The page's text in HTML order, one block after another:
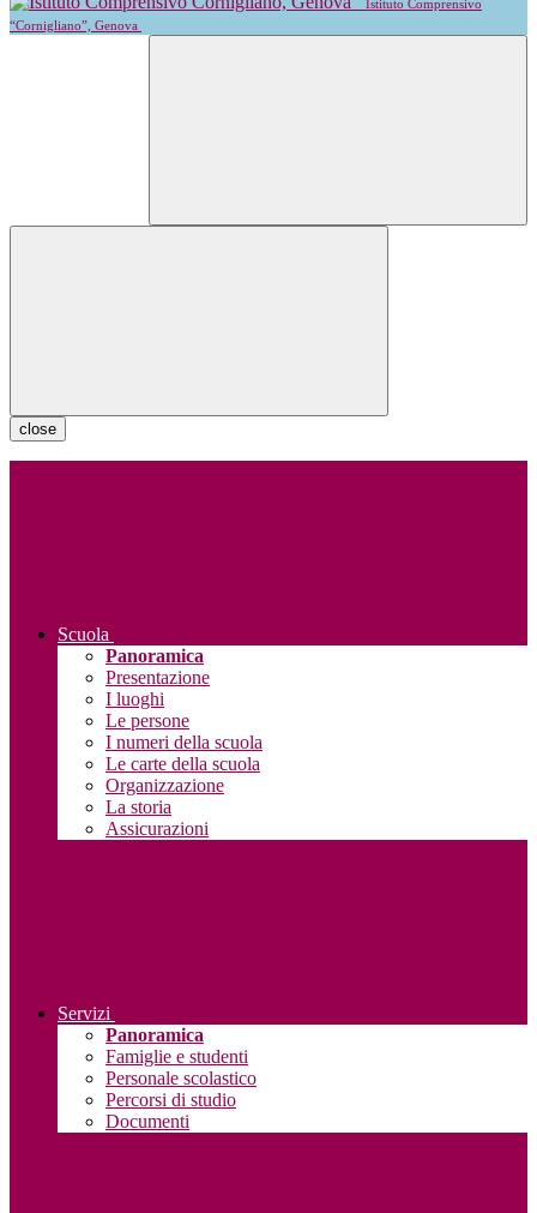
Istituto Comprensivo
“Cornigliano”, Genova
close
Scuola
Panoramica
Presentazione
I luoghi
Le persone
I numeri della scuola
Le carte della scuola
Organizzazione
La storia
Assicurazioni
Servizi
Panoramica
Famiglie e studenti
Personale scolastico
Percorsi di studio
Documenti